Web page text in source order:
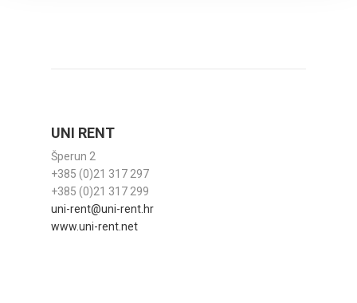
UNI RENT
Šperun 2
+385 (0)21 317 297
+385 (0)21 317 299
uni-rent@uni-rent.hr
www.uni-rent.net